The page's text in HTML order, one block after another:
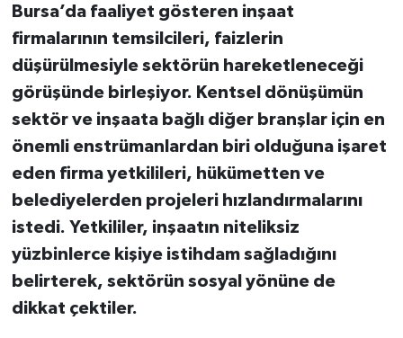
Bursa’da faaliyet gösteren inşaat
firmalarının temsilcileri, faizlerin
düşürülmesiyle sektörün hareketleneceği
görüşünde birleşiyor. Kentsel dönüşümün
sektör ve inşaata bağlı diğer branşlar için en
önemli enstrümanlardan biri olduğuna işaret
eden firma yetkilileri, hükümetten ve
belediyelerden projeleri hızlandırmalarını
istedi. Yetkililer, inşaatın niteliksiz
yüzbinlerce kişiye istihdam sağladığını
belirterek, sektörün sosyal yönüne de
dikkat çektiler.